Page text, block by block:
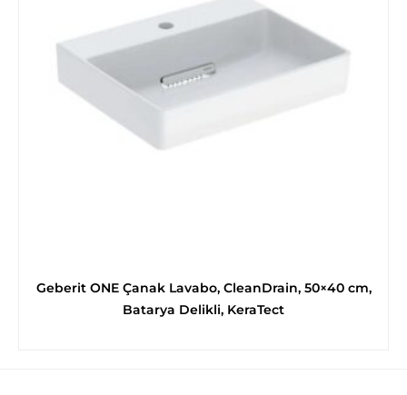
Geberit ONE Çanak Lavabo, CleanDrain, 50×40 cm,
Batarya Delikli, KeraTect